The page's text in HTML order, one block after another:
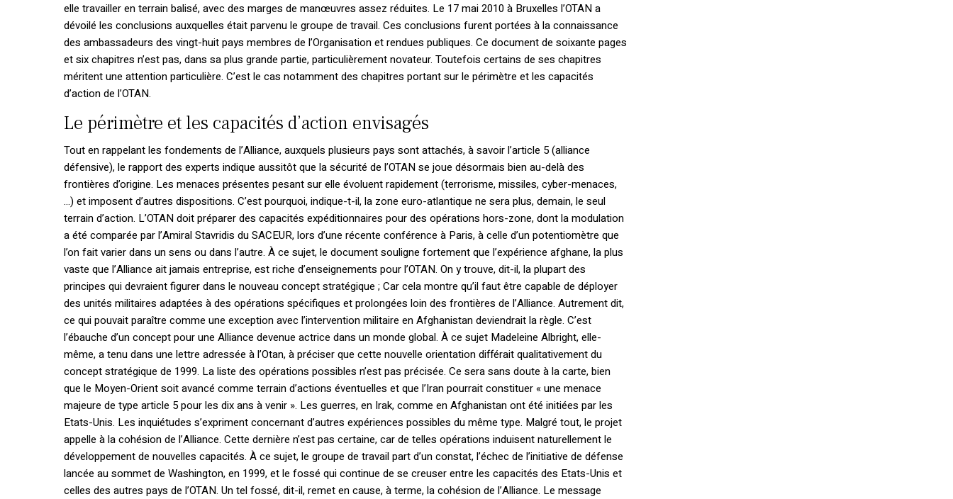
elle travailler en terrain balisé, avec des marges de manœuvres assez réduites. Le 17 mai 2010 à Bruxelles l’OTAN a
dévoilé les conclusions auxquelles était parvenu le groupe de travail. Ces conclusions furent portées à la connaissance
des ambassadeurs des vingt-huit pays membres de l’Organisation et rendues publiques. Ce document de soixante pages
et six chapitres n’est pas, dans sa plus grande partie, particulièrement novateur. Toutefois certains de ses chapitres
méritent une attention particulière. C’est le cas notamment des chapitres portant sur le périmètre et les capacités
d’action de l’OTAN.
Le périmètre et les capacités d’action envisagés
Tout en rappelant les fondements de l’Alliance, auxquels plusieurs pays sont attachés, à savoir l’article 5 (alliance
défensive), le rapport des experts indique aussitôt que la sécurité de l’OTAN se joue désormais bien au-delà des
frontières d’origine. Les menaces présentes pesant sur elle évoluent rapidement (terrorisme, missiles, cyber-menaces,
…) et imposent d’autres dispositions. C’est pourquoi, indique-t-il, la zone euro-atlantique ne sera plus, demain, le seul
terrain d’action. L’OTAN doit préparer des capacités expéditionnaires pour des opérations hors-zone, dont la modulation
a été comparée par l’Amiral Stavridis du SACEUR, lors d’une récente conférence à Paris, à celle d’un potentiomètre que
l’on fait varier dans un sens ou dans l’autre. À ce sujet, le document souligne fortement que l’expérience afghane, la plus
vaste que l’Alliance ait jamais entreprise, est riche d’enseignements pour l’OTAN. On y trouve, dit-il, la plupart des
principes qui devraient figurer dans le nouveau concept stratégique ; Car cela montre qu’il faut être capable de déployer
des unités militaires adaptées à des opérations spécifiques et prolongées loin des frontières de l’Alliance. Autrement dit,
ce qui pouvait paraître comme une exception avec l’intervention militaire en Afghanistan deviendrait la règle. C’est
l’ébauche d’un concept pour une Alliance devenue actrice dans un monde global. À ce sujet Madeleine Albright, elle-
même, a tenu dans une lettre adressée à l’Otan, à préciser que cette nouvelle orientation différait qualitativement du
concept stratégique de 1999. La liste des opérations possibles n’est pas précisée. Ce sera sans doute à la carte, bien
que le Moyen-Orient soit avancé comme terrain d’actions éventuelles et que l’Iran pourrait constituer « une menace
majeure de type article 5 pour les dix ans à venir ». Les guerres, en Irak, comme en Afghanistan ont été initiées par les
Etats-Unis. Les inquiétudes s’expriment concernant d’autres expériences possibles du même type. Malgré tout, le projet
appelle à la cohésion de l’Alliance. Cette dernière n’est pas certaine, car de telles opérations induisent naturellement le
développement de nouvelles capacités. À ce sujet, le groupe de travail part d’un constat, l’échec de l’initiative de défense
lancée au sommet de Washington, en 1999, et le fossé qui continue de se creuser entre les capacités des Etats-Unis et
celles des autres pays de l’OTAN. Un tel fossé, dit-il, remet en cause, à terme, la cohésion de l’Alliance. Le message